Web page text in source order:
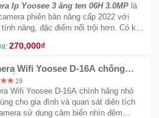
Ip Yoosee 3 ăng ten 06H 3.0MP là
phiên bản nâng cấp 2022 với
tính năng, đặc điểm nổi trội hơn. Có khả
ống kính 2.6mm cho góc nhìn rộng và
sẽ luôn cho thông tin chính xác, chi
rõ ràng giúp bạn quản lý ngôi nhà một
quả nhất.
270,000₫
Wifi Yoosee D-16A chống
lắp trong nhà hay ngoài trời đều
19
Wifi Yoosee D-16A chính hãng nhỏ
cho gia đình và quan sát diên tích
sử dung cảm biến nhìn đêm